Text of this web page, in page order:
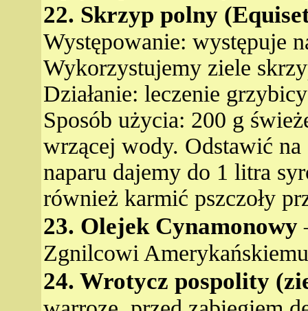
22. Skrzyp polny
Występowanie: występuje
Wykorzystujemy ziele
Działanie: leczenie
Sposób użycia: 200 g
wrzącej wody. Odstawić
naparu dajemy do 1 litra
również karmić pszczoły
23. Olejek Cynamonowy
Zgnilcowi
24. Wrotycz pospolity